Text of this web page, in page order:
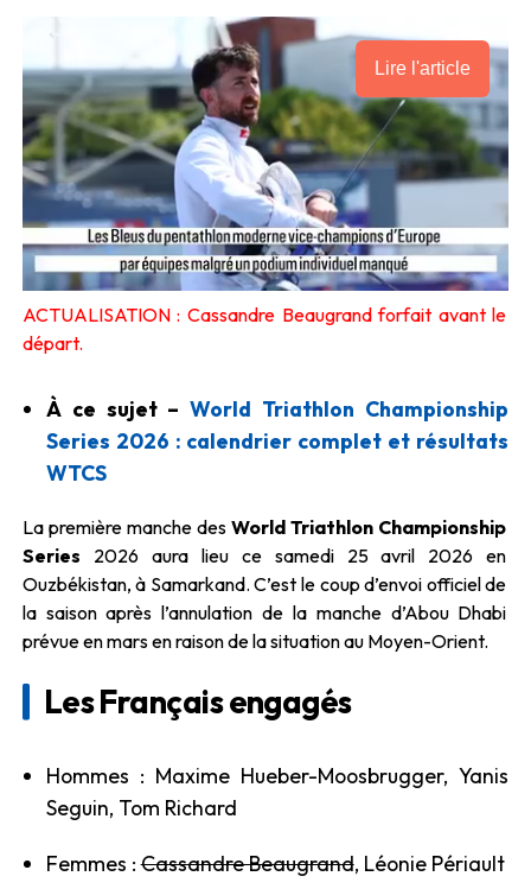
Lire l'article
ACTUALISATION : Cassandre Beaugrand forfait avant le
départ.
À ce sujet –World Triathlon Championship
Series 2026 : calendrier complet et résultats
WTCS
La première manche desWorld Triathlon Championship
Series 2026 aura lieu ce samedi 25 avril 2026 en
Ouzbékistan, à Samarkand. C’est le coup d’envoi officiel de
la saison après l’annulation de la manche d’Abou Dhabi
prévue en mars en raison de la situation au Moyen-Orient.
Les Français engagés
Hommes : Maxime Hueber-Moosbrugger, Yanis
Seguin, Tom Richard
Femmes :Cassandre Beaugrand, Léonie Périault